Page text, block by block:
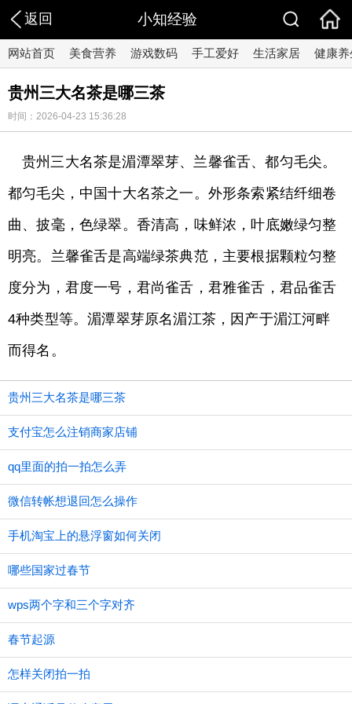
返回 小知经验
网站首页 美食营养 游戏数码 手工爱好 生活家居 健康养
贵州三大名茶是哪三茶
时间：2026-04-23 15:36:28
贵州三大名茶是湄潭翠芽、兰馨雀舌、都匀毛尖。
都匀毛尖，中国十大名茶之一。外形条索紧结纤细卷
曲、披毫，色绿翠。香清高，味鲜浓，叶底嫩绿匀整
明亮。兰馨雀舌是高端绿茶典范，主要根据颗粒匀整
度分为，君度一号，君尚雀舌，君雅雀舌，君品雀舌
4种类型等。湄潭翠芽原名湄江茶，因产于湄江河畔
而得名。
贵州三大名茶是哪三茶
支付宝怎么注销商家店铺
qq里面的拍一拍怎么弄
微信转帐想退回怎么操作
手机淘宝上的悬浮窗如何关闭
哪些国家过春节
wps两个字和三个字对齐
春节起源
怎样关闭拍一拍